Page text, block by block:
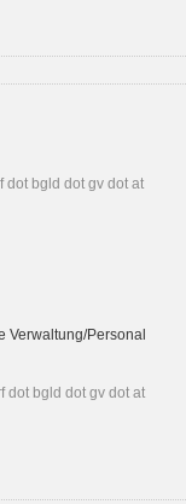
dot bgld dot gv dot at
Verwaltung/Personal
dot bgld dot gv dot at